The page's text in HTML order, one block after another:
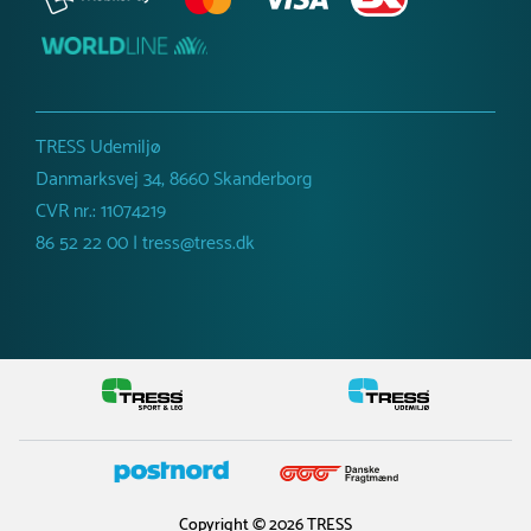
TRESS Udemiljø
Danmarksvej 34, 8660 Skanderborg
CVR nr.: 11074219
86 52 22 00 | tress@tress.dk